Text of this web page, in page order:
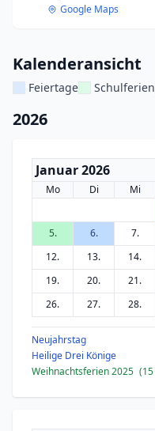
Google Maps
Kalenderansicht
Feiertage Schulferien
2026
Januar 2026
Mo Di Mi
5.
6. 7.
12.
13. 14.
19.
20. 21.
26.
27. 28.
Neujahrstag
Heilige Drei Könige
Weihnachtsferien 2025 (15